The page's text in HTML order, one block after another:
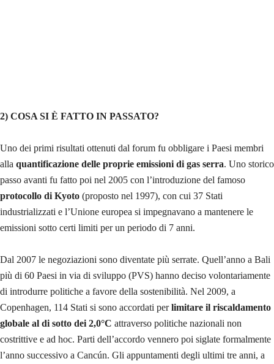
2) COSA SI È FATTO IN PASSATO?
Uno dei primi risultati ottenuti dal forum fu obbligare i Paesi membri
alla quantificazione delle proprie emissioni di gas serra. Uno storico
passo avanti fu fatto poi nel 2005 con l’introduzione del famoso
protocollo di Kyoto (proposto nel 1997), con cui 37 Stati
industrializzati e l’Unione europea si impegnavano a mantenere le
emissioni sotto certi limiti per un periodo di 7 anni.
Dal 2007 le negoziazioni sono diventate più serrate. Quell’anno a Bali
più di 60 Paesi in via di sviluppo (PVS) hanno deciso volontariamente
di introdurre politiche a favore della sostenibilità. Nel 2009, a
Copenhagen, 114 Stati si sono accordati perlimitare il riscaldamento
globale al di sotto dei 2,0°C attraverso politiche nazionali non
costrittive e ad hoc. Parti dell’accordo vennero poi siglate formalmente
l’anno successivo a Cancún. Gli appuntamenti degli ultimi tre anni, a